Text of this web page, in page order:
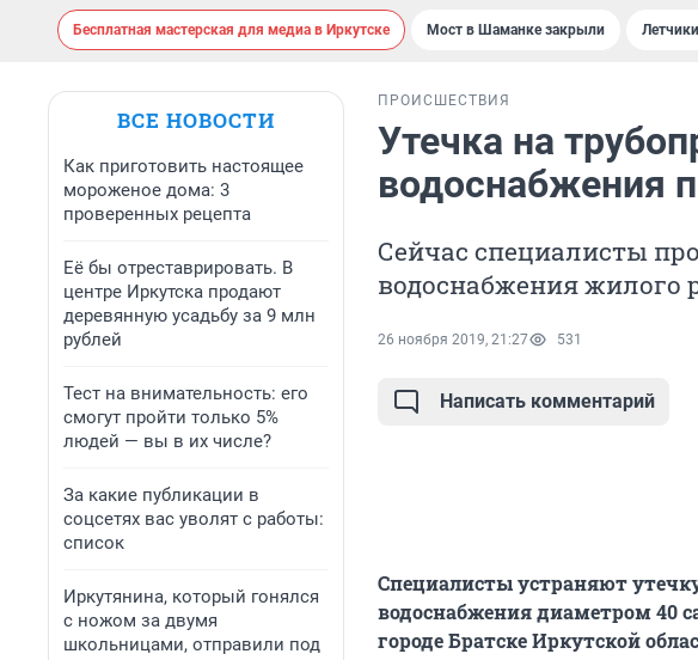
Бесплатная мастерская для медиа в Иркутске Мост в Шаманке закрыли
ВСЕ НОВОСТИ
Как приготовить настоящее
мороженое дома: 3
проверенных рецепта
Её бы отреставрировать. В
центре Иркутска продают
деревянную усадьбу за 9 млн
рублей
Тест на внимательность: его
смогут пройти только 5%
людей — вы в их числе?
За какие публикации в
соцсетях вас уволят с работы:
список
Иркутянина, который гонялся
с ножом за двумя
школьницами, отправили под
ПРОИСШЕСТВИЯ
Утечка на
водоснабжения
Сейчас специалисты
водоснабжения жилого
26 ноября 2019, 21:27 531
Написать комментарий
Специалисты устраняют
водоснабжения диаметром 40
городе Братске Иркутской